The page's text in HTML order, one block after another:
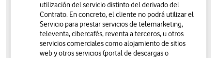
utilización del servicio distinto del derivado del
Contrato. En concreto, el cliente no podrá utilizar el
Servicio para prestar servicios de telemarketing,
televenta, cibercafés, reventa a terceros, u otros
servicios comerciales como alojamiento de sitios
web y otros servicios (portal de descargas o